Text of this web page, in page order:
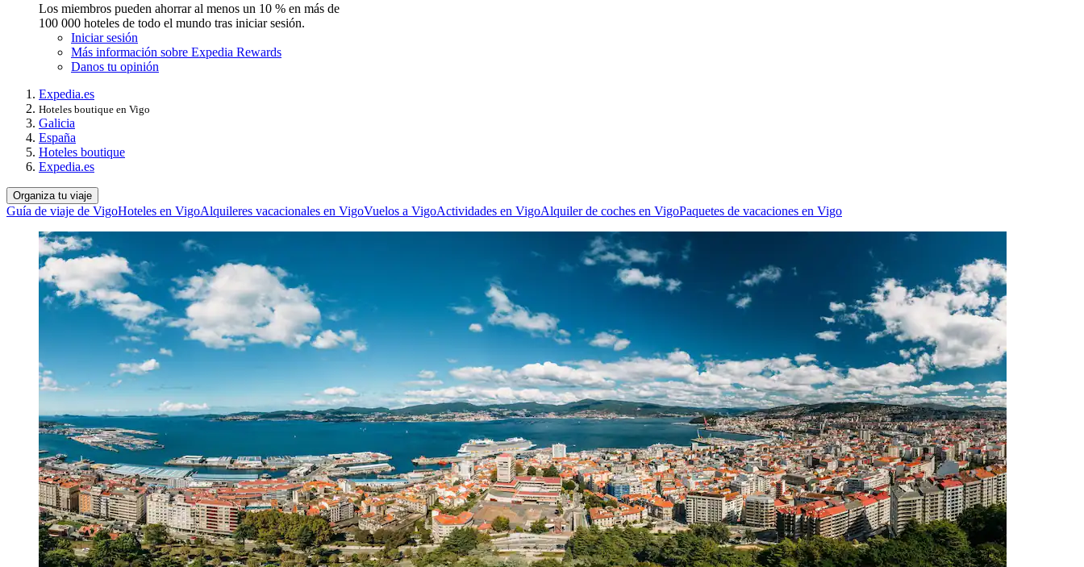
Los miembros pueden ahorrar al menos un 10 % en más de
100 000 hoteles de todo el mundo tras iniciar sesión.
Iniciar sesión
Más información sobre Expedia Rewards
Danos tu opinión
Expedia.es
Hoteles boutique en Vigo
Galicia
España
Hoteles boutique
Expedia.es
Organiza tu viaje
Guía de viaje de VigoHoteles en VigoAlquileres vacacionales en VigoVuelos a VigoActividades en VigoAlquiler de coches en VigoPaquetes de vacaciones en Vigo